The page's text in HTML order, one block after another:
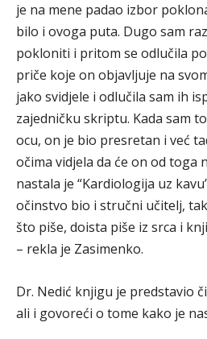
je na mene padao izbor
bilo i ovoga puta. Dugo sam
pokloniti i pritom se odlučila
priče koje on objavljuje na
jako svidjele i odlučila sam ih
zajedničku skriptu. Kada sam
ocu, on je bio presretan i već
očima vidjela da će on od toga
nastala je “Kardiologija uz
očinstvo bio i stručni učitelj,
što piše, doista piše iz srca i
– rekla je Zasimenko.
Dr. Nedić knjigu je predstavio
ali i govoreći o tome kako je